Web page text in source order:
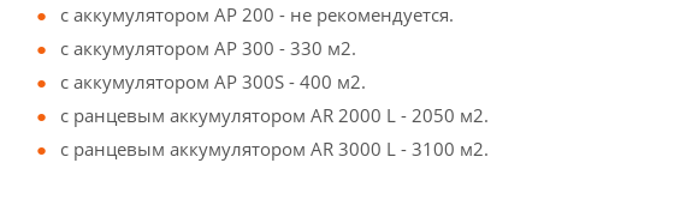
с аккумулятором АP 200 - не рекомендуется.
с аккумулятором АP 300 - 330 м2.
с аккумулятором АP 300S - 400 м2.
с ранцевым аккумулятором AR 2000 L - 2050 м2.
с ранцевым аккумулятором AR 3000 L - 3100 м2.